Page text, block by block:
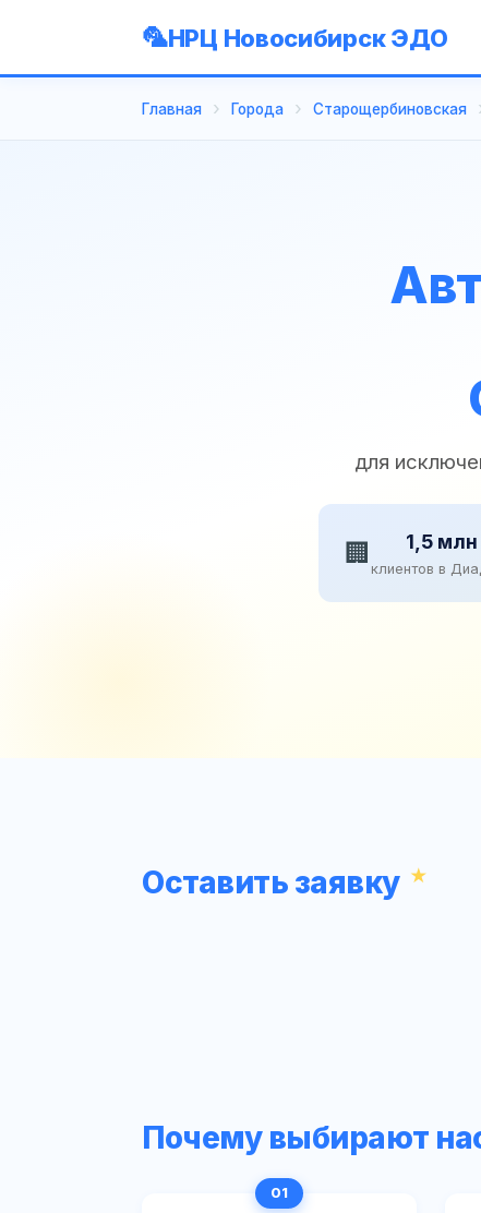
НРЦ Новосибирск ЭДО
Главная Города Старощербиновская
для
🏢 1,5 млн
клиентов в
Оставить заявку
Почему выбирают